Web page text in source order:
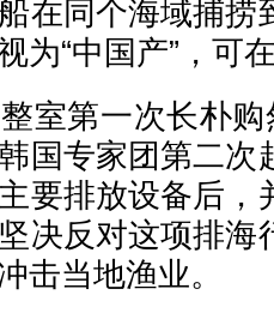
在同个海域捕捞
为“中国产”，可
室第一次长朴
国专家团第二次
要排放设备后，
决反对这项排海
击当地渔业。